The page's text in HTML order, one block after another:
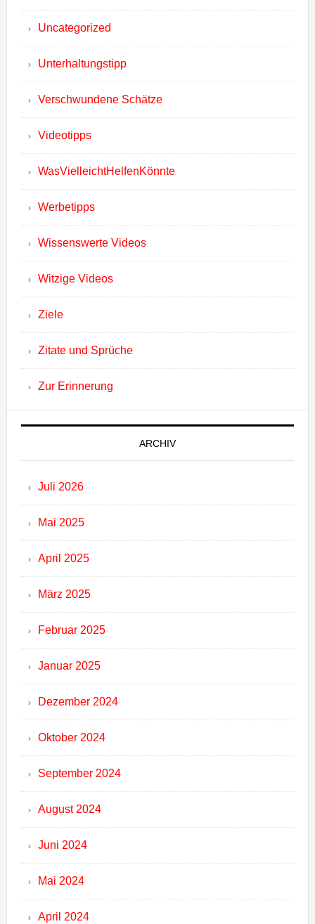
Uncategorized
Unterhaltungstipp
Verschwundene Schätze
Videotipps
WasVielleichtHelfenKönnte
Werbetipps
Wissenswerte Videos
Witzige Videos
Ziele
Zitate und Sprüche
Zur Erinnerung
ARCHIV
Juli 2026
Mai 2025
April 2025
März 2025
Februar 2025
Januar 2025
Dezember 2024
Oktober 2024
September 2024
August 2024
Juni 2024
Mai 2024
April 2024